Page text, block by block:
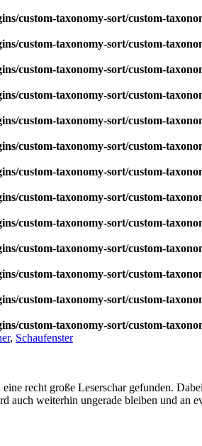
custom-taxonomy-sort/custom-
custom-taxonomy-sort/custom-
custom-taxonomy-sort/custom-
custom-taxonomy-sort/custom-
custom-taxonomy-sort/custom-
custom-taxonomy-sort/custom-
custom-taxonomy-sort/custom-
custom-taxonomy-sort/custom-
custom-taxonomy-sort/custom-
custom-taxonomy-sort/custom-
custom-taxonomy-sort/custom-
custom-taxonomy-sort/custom-
custom-taxonomy-sort/custom-
, Schaufenster
recht große Leserschar gefunden.
weiterhin ungerade bleiben und an